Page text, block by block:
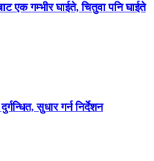
एक गम्भीर घाईते, चितुवा पनि घाईते
सुधार गर्न निर्देशन